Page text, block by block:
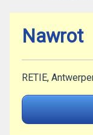
Nawrot
RETIE,